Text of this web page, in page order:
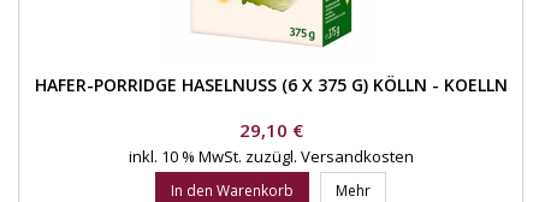
HAFER-PORRIDGE HASELNUSS (6 X 375 G) KÖLLN - KOELLN
Preis
29,10 €
inkl. 10 % MwSt. zuzügl. Versandkosten
In den Warenkorb Mehr